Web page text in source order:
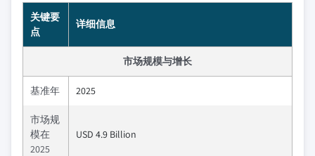
关键要
点
详细信息
市场规模与增长
基准年 2025
市场规
模在
2025
USD 4.9 Billion